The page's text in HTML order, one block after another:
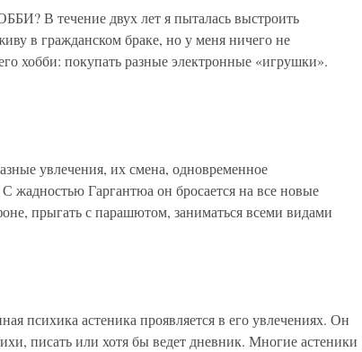
В течение двух лет я пыталась выстроить
в гражданском браке, но у меня ничего не
хобби: покупать разные электронные «игрушки».
увлечения, их смена, одновременное
жадностью Гаргантюа он бросается на все новые
прыгать с парашютом, заниматься всеми видами
психика астеника проявляется в его увлечениях. Он
писать или хотя бы ведет дневник. Многие астеники